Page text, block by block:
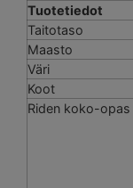
Tuotetiedot
Taitotaso
Maasto
Väri
Koot
Riden koko-opas